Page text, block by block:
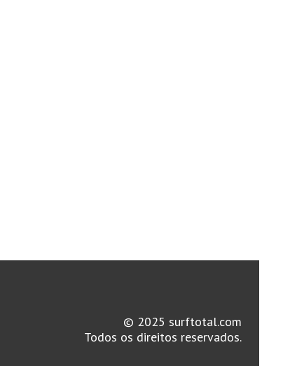
© 2025 surftotal.com
Todos os direitos reservados.